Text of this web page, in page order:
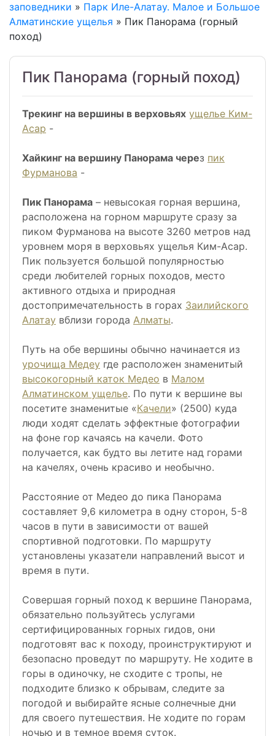
заповедники » Парк Иле-Алатау. Малое и Большое
Алматинские ущелья » Пик Панорама (горный
поход)
Пик Панорама (горный поход)
Трекинг на вершины в верховьях ущелье Ким-
Асар -
Хайкинг на вершину Панорама через пик
Фурманова -
Пик Панорама – невысокая горная вершина,
расположена на горном маршруте сразу за
пиком Фурманова на высоте 3260 метров над
уровнем моря в верховьях ущелья Ким-Асар.
Пик пользуется большой популярностью
среди любителей горных походов, место
активного отдыха и природная
достопримечательность в горах Заилийского
Алатау вблизи города Алматы.
Путь на обе вершины обычно начинается из
урочища Медеу где расположен знаменитый
высокогорный каток Медео в Малом
Алматинском ущелье. По пути к вершине вы
посетите знаменитые «Качели» (2500) куда
люди ходят сделать эффектные фотографии
на фоне гор качаясь на качели. Фото
получается, как будто вы летите над горами
на качелях, очень красиво и необычно.
Расстояние от Медео до пика Панорама
составляет 9,6 километра в одну сторон, 5-8
часов в пути в зависимости от вашей
спортивной подготовки. По маршруту
установлены указатели направлений высот и
время в пути.
Совершая горный поход к вершине Панорама,
обязательно пользуйтесь услугами
сертифицированных горных гидов, они
подготовят вас к походу, проинструктируют и
безопасно проведут по маршруту. Не ходите в
горы в одиночку, не сходите с тропы, не
подходите близко к обрывам, следите за
погодой и выбирайте ясные солнечные дни
для своего путешествия. Не ходите по горам
ночью и в темное время суток.